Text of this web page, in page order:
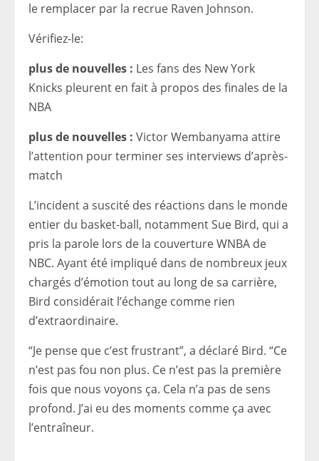
le remplacer par la recrue Raven Johnson.
Vérifiez-le:
plus de nouvelles : Les fans des New York
Knicks pleurent en fait à propos des finales de la
NBA
plus de nouvelles : Victor Wembanyama attire
l’attention pour terminer ses interviews d’après-
match
L’incident a suscité des réactions dans le monde
entier du basket-ball, notamment Sue Bird, qui a
pris la parole lors de la couverture WNBA de
NBC. Ayant été impliqué dans de nombreux jeux
chargés d’émotion tout au long de sa carrière,
Bird considérait l’échange comme rien
d’extraordinaire.
“Je pense que c’est frustrant”, a déclaré Bird. “Ce
n’est pas fou non plus. Ce n’est pas la première
fois que nous voyons ça. Cela n’a pas de sens
profond. J’ai eu des moments comme ça avec
l’entraîneur.